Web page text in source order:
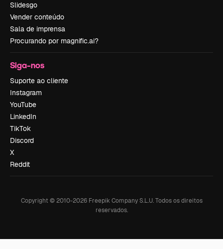
Slidesgo
Vender conteúdo
Sala de imprensa
Procurando por magnific.ai?
Siga-nos
Suporte ao cliente
Instagram
YouTube
LinkedIn
TikTok
Discord
X
Reddit
Copyright © 2010-2026Freepik Company S.L.U. Todos os direitos
reservados.